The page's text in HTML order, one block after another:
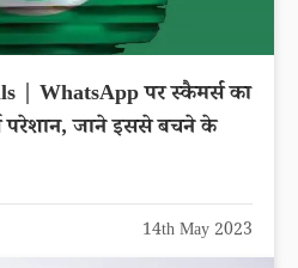
| WhatsApp पर स्कैमर्स का
जाने इससे बचने के
14th May 2023